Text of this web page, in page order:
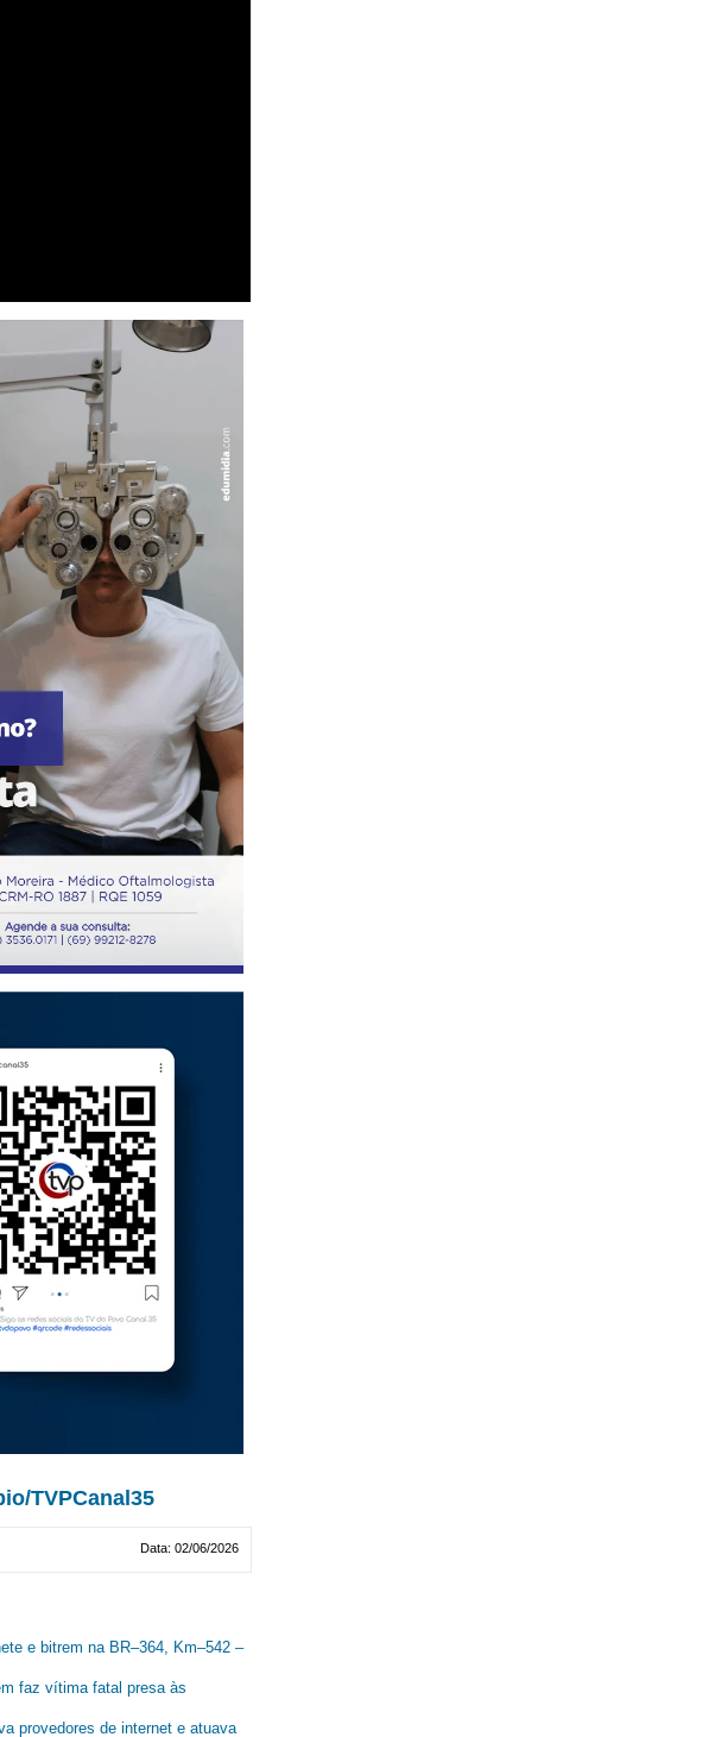
TVPCanal35
Data: 02/06/2026
e bitrem na BR–364, Km–542 –
faz vítima fatal presa às
provedores de internet e atuava